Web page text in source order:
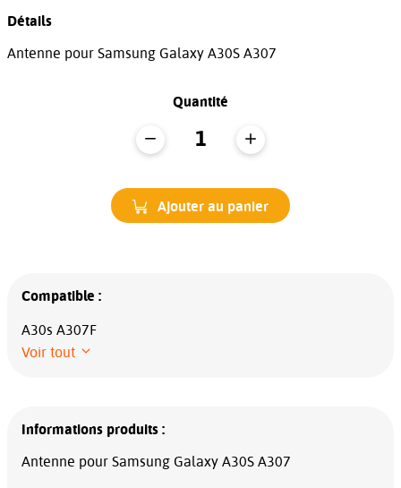
Détails
Antenne pour Samsung Galaxy A30S A307
Quantité
Ajouter au panier
Compatible :
A30s A307F
Voir tout
Informations produits :
Antenne pour Samsung Galaxy A30S A307